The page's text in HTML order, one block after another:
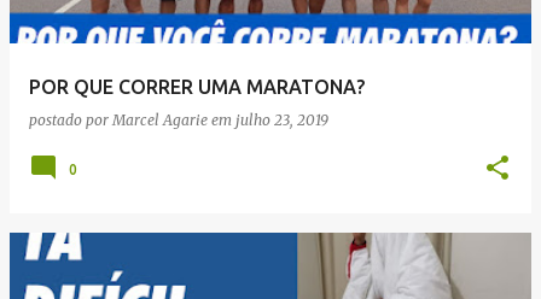
POR QUE CORRER UMA MARATONA?
postado porMarcel Agarie em julho 23, 2019
0